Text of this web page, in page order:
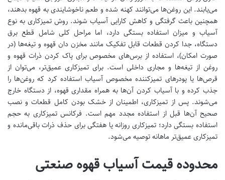
می‌یابند. این روغن‌ها می‌توانند کهنه شده و طعم ناخوشایندی به قهوه بدهند،
همچنین باعث گرفتگی و کاهش کارایی آسیاب شوند. روش تمیزکاری به نوع
آسیاب و میزان استفاده بستگی دارد، اما مراحل کلی شامل قطع برق
دستگاه، جدا کردن قطعات قابل تفکیک مانند مخزن دان قهوه و تیغه‌ها (در
صورت امکان)، استفاده از برس‌های مخصوص برای پاک کردن ذرات قهوه و
روغن از تیغه‌ها و مجاری داخلی است. برای تمیزکاری عمیق‌تر، می‌توان از
قرص‌ها یا پودرهای تمیزکننده مخصوص آسیاب استفاده کرد که روغن‌ها را
جذب کرده و با آسیاب کردن آن‌ها به همراه مقداری قهوه، از دستگاه خارج
می‌شوند. پس از تمیزکاری، اطمینان از خشک بودن کامل قطعات و نصب
صحیح آن‌ها قبل از استفاده مجدد مهم است. فرکانس تمیزکاری به حجم
استفاده بستگی دارد؛ تمیزکاری روزانه یا هفتگی برای حذف ذرات باقی‌مانده و
تمیزکاری عمیق‌تر ماهانه توصیه می‌شود.
محدوده قیمت آسیاب قهوه صنعتی